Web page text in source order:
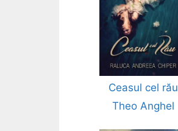
Ceasul cel rău
Theo Anghel